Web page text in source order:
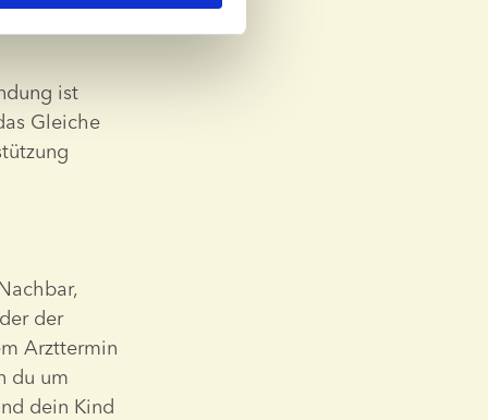
ähnlichen
ist
Gleiche
der
Arzttermin
du um
dein Kind